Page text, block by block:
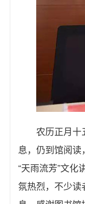
农历正月十
息，仍到馆阅
“天雨流芳”文化
氛热烈，不少